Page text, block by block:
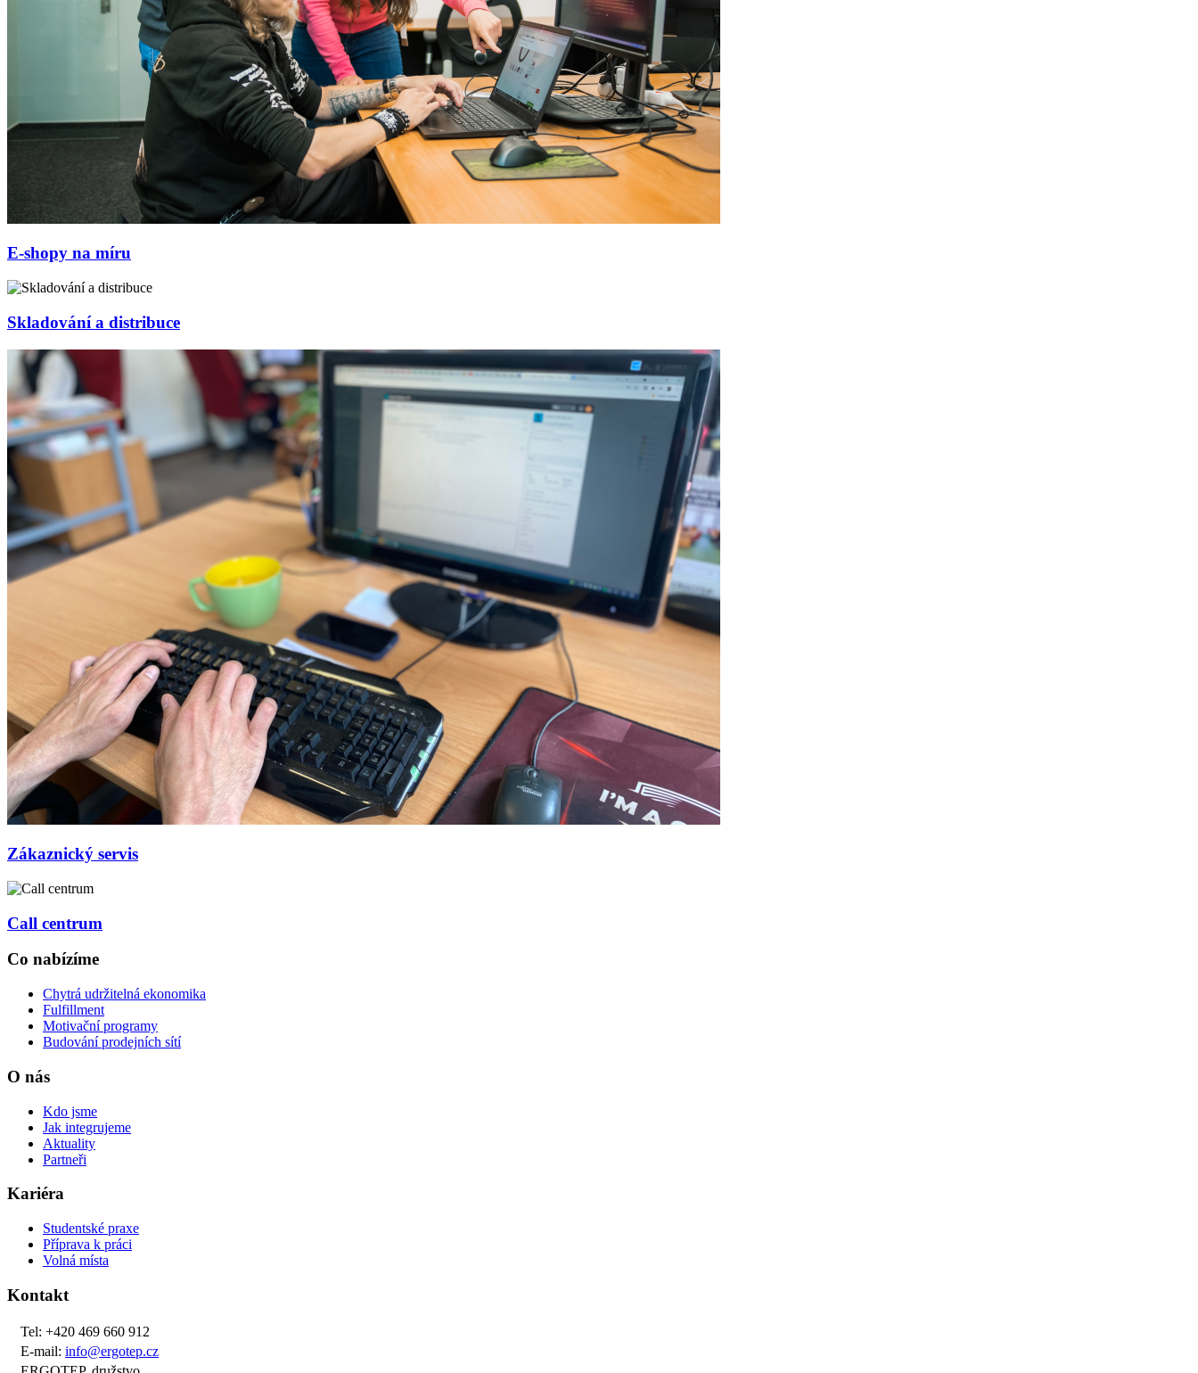
E-shopy na míru
Skladování a distribuce
Zákaznický servis
Call centrum
Co nabízíme
Chytrá udržitelná ekonomika
Fulfillment
Motivační programy
Budování prodejních sítí
O nás
Kdo jsme
Jak integrujeme
Aktuality
Partneři
Kariéra
Studentské praxe
Příprava k práci
Volná místa
Kontakt
Tel: +420 469 660 912
E-mail: info@ergotep.cz